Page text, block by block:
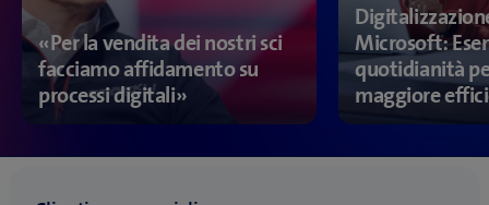
«Per la vendita dei nostri sci
facciamo affidamento su
processi digitali»
Microsoft:
quotidianità
maggiore